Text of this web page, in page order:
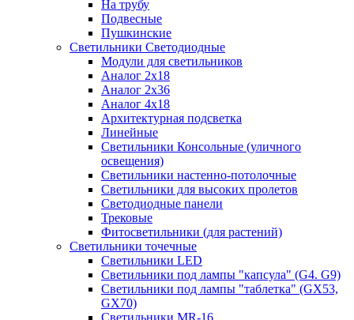
На трубу
Подвесные
Пушкинские
Светильники Светодиодные
Модули для светильников
Аналог 2х18
Аналог 2х36
Аналог 4х18
Архитектурная подсветка
Линейные
Светильники Консольные (уличного
освещения)
Светильники настенно-потолочные
Светильники для высоких пролетов
Светодиодные панели
Трековые
Фитосветильники (для растений)
Светильники точечные
Светильники LED
Светильники под лампы "капсула" (G4. G9)
Светильники под лампы "таблетка" (GX53,
GX70)
Светильники MR-16